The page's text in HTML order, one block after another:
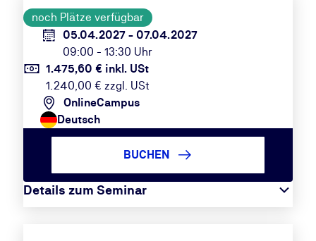
noch Plätze verfügbar
05.04.2027 - 07.04.2027
09:00 - 13:30 Uhr
1.475,60 € inkl. USt
1.240,00 € zzgl. USt
OnlineCampus
Deutsch
Details zum Seminar
BUCHEN